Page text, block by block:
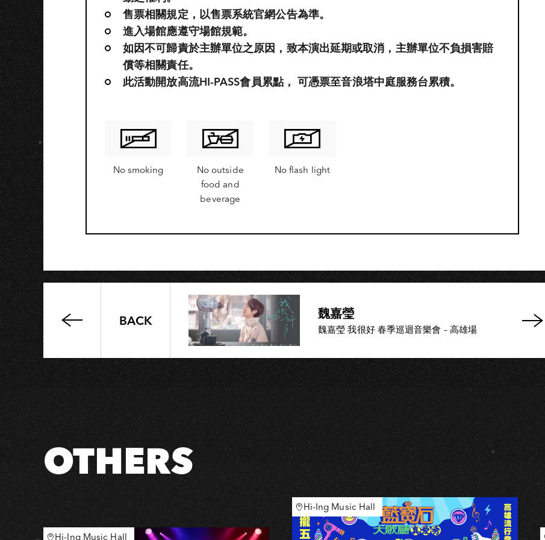
售票相關規定，以售票系統官網公告為準。
進入場館應遵守場館規範。
如因不可歸責於主辦單位之原因，致本演出延期或取消，主辦單位不負損害賠
償等相關責任。
此活動開放高流HI-PASS會員累點，​ 可憑票至音浪塔中庭服務台累積。
No smoking
No outside
food and
beverage
No flash light
忘
的
遐
想
—
deca
joins
2023
Tour
高
雄
場
BACK 魏嘉瑩
魏嘉瑩 我很好 春季巡迴音樂會 – 高雄場
OTHERS
Hi-Ing Music Hall
Hi-Ing Music Hall